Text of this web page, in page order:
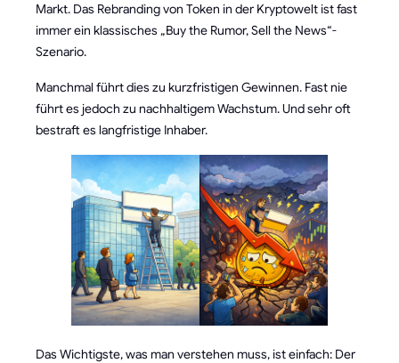
Markt. Das Rebranding von Token in der Kryptowelt ist fast
immer ein klassisches „Buy the Rumor, Sell the News“-
Szenario.
Manchmal führt dies zu kurzfristigen Gewinnen. Fast nie
führt es jedoch zu nachhaltigem Wachstum. Und sehr oft
bestraft es langfristige Inhaber.
Das Wichtigste, was man verstehen muss, ist einfach: Der